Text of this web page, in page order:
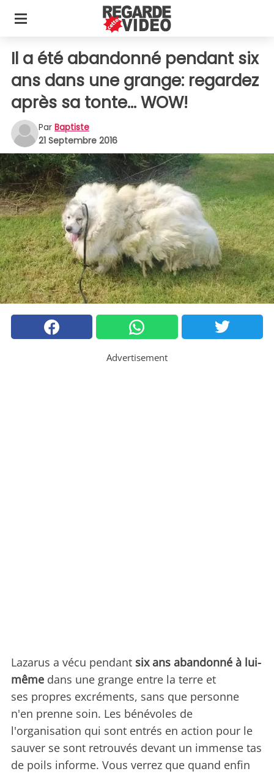
Il a été abandonné pendant six
ans dans une grange: regardez
après sa tonte... WOW!
Par Baptiste
21 Septembre 2016
Advertisement
Lazarus a vécu pendant six ans abandonné à lui-
même dans une grange entre la terre et
ses propres excréments, sans que personne
n'en prenne soin. Les bénévoles de
l'organisation qui sont entrés en action pour le
sauver se sont retrouvés devant un immense tas
de poils informe. Vous verrez que quand enfin